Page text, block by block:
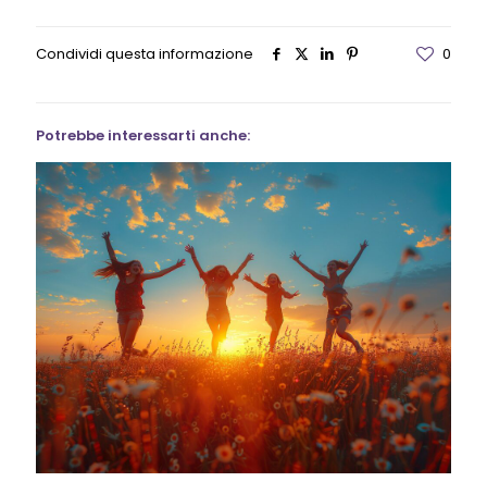
Condividi questa informazione 0
Potrebbe interessarti anche: